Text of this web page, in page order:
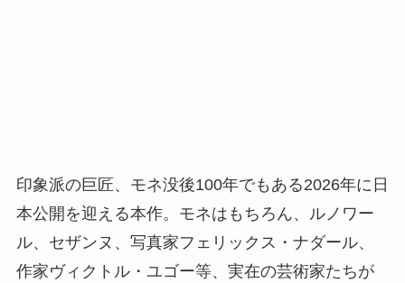
印象派の巨匠、モネ没後100年でもある2026年に日
本公開を迎える本作。モネはもちろん、ルノワー
ル、セザンヌ、写真家フェリックス・ナダール、
作家ヴィクトル・ユゴー等、実在の芸術家たちが